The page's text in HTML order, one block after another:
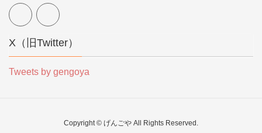
X（旧Twitter）
Tweets by gengoya
Copyright © げんごや All Rights Reserved.